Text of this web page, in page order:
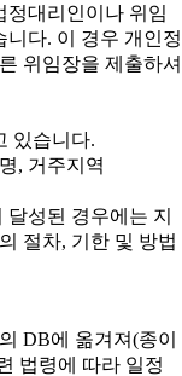
대리인이나 위임
다. 이 경우 개인정
위임장을 제출하셔
있습니다.
, 거주지역
성된 경우에는 지
절차, 기한 및 방법
DB에 옮겨져(종이
법령에 따라 일정